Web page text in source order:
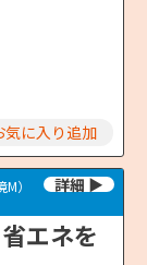
気に入り追加
）
エネを